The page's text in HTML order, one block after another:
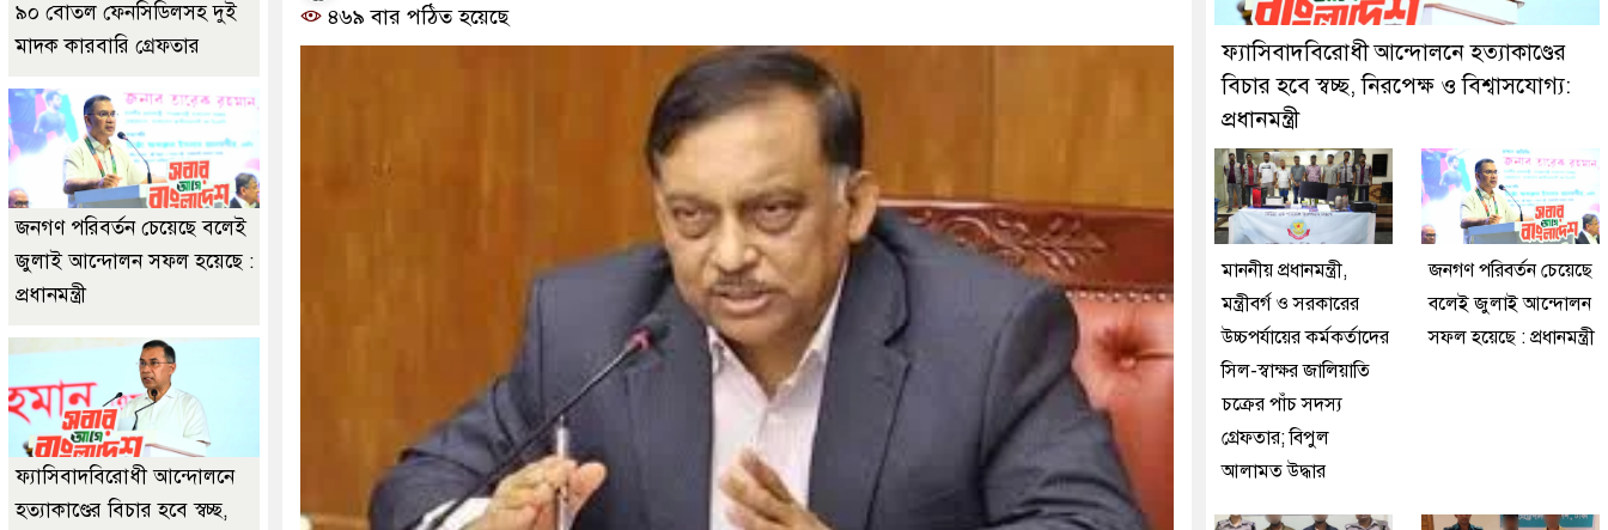
ডাকাতির প্রস্তুতিকালে দুইজনকে গ্রেফতার করেছে মিরপুর মডেল থানা পুলিশ
৪৬৯ বার পঠিত হয়েছে
৯০ বোতল ফেনসিডিলসহ দুই
মাদক কারবারি গ্রেফতার
জনগণ পরিবর্তন চেয়েছে বলেই
জুলাই আন্দোলন সফল হয়েছে :
প্রধানমন্ত্রী
ফ্যাসিবাদবিরোধী আন্দোলনে
হত্যাকাণ্ডের বিচার হবে স্বচ্ছ,
ফ্যাসিবাদবিরোধী আন্দোলনে হত্যাকাণ্ডের
বিচার হবে স্বচ্ছ, নিরপেক্ষ ও বিশ্বাসযোগ্য:
প্রধানমন্ত্রী
মাননীয় প্রধানমন্ত্রী,
মন্ত্রীবর্গ ও সরকারের
উচ্চপর্যায়ের কর্মকর্তাদের
সিল-স্বাক্ষর জালিয়াতি
চক্রের পাঁচ সদস্য
গ্রেফতার; বিপুল
আলামত উদ্ধার
জনগণ পরিবর্তন চেয়েছে
বলেই জুলাই আন্দোলন
সফল হয়েছে : প্রধানমন্ত্রী